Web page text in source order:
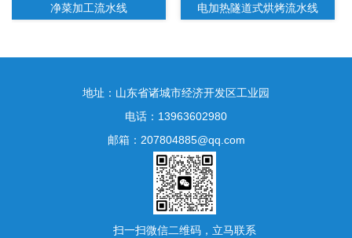
净菜加工流水线 电加热隧道式烘烤流水线
水果净菜加工生产线
地址：山东省诸城市经济开发区工业园
电话：13963602980
邮箱：207804885@qq.com
扫一扫微信二维码，立马联系